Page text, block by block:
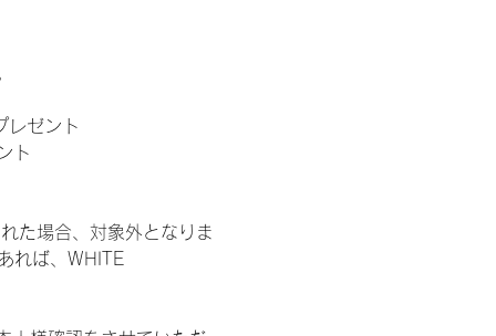
レゼント
ト
た場合、対象外となりま
れば、WHITE